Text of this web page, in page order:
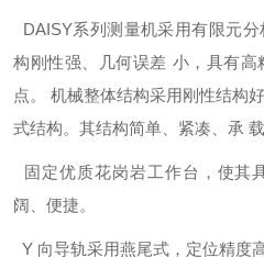
DAISY系列测量机采用有限元
构刚性强、几何误差 小，具有
点。 机械整体结构采用刚性结构
式结构。其结构简单、紧凑、承
固定优质花岗岩工作台，使其
阔、便捷。
Y 向导轨采用燕尾式，定位精度